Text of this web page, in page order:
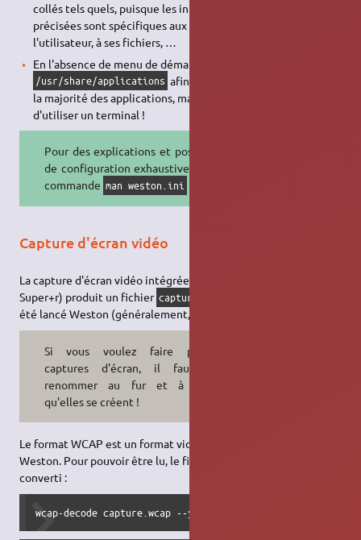
collés tels quels, puisque les informations qui y sont
précisées sont spécifiques aux logiciels installés, à
l'utilisateur, à ses fichiers, …
En l'absence de menu de démarrage, j'ai renseigné le chemin
/usr/share/applications afin d'avoir un accès graphique à
la majorité des applications, mais à l'usage, il est plus simple
d'utiliser un terminal !
Pour des explications et possibilités
de configuration exhaustives, voir la
commande man weston.ini
Capture d'écran vidéo
La capture d'écran vidéo intégrée (démarrée et stoppée par
Super+r) produit un fichier capture.wcap
été lancé Weston (généralement,
Si vous voulez faire plusieurs
captures d'écran, il faudra les
renommer au fur et à mesure
qu'elles se créent !
Le format WCAP est un format vidéo sans perte, spécifique à
Weston. Pour pouvoir être lu, le fichier WCAP doit être
converti :
wcap-decode capture.wcap --yuv4mpeg2 > capture.y4m